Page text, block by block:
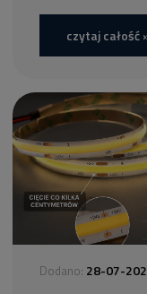
czytaj całość
Dodano: 28-07-